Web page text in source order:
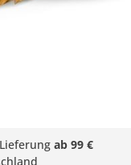
ab 99 €